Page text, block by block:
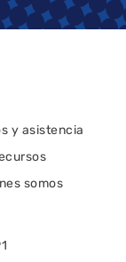
y asistencia
somos